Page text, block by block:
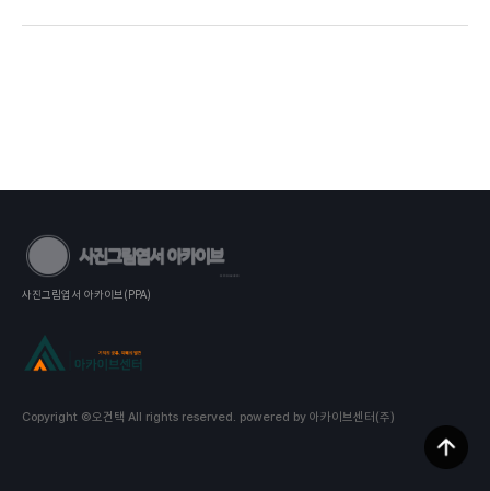
사진그림엽서 아카이브(PPA)
Copyright ©오건택 All rights reserved. powered by 아카이브센터(주)